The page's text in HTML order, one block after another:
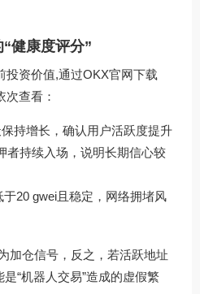
健康度评分”
投资价值,通过OKX官网下载
次查看：
保持增长，确认用户活跃度提升
者持续入场，说明长期信心较
于20 gwei且稳定，网络拥堵风
加仓信号，反之，若活跃地址
“机器人交易”造成的虚假繁